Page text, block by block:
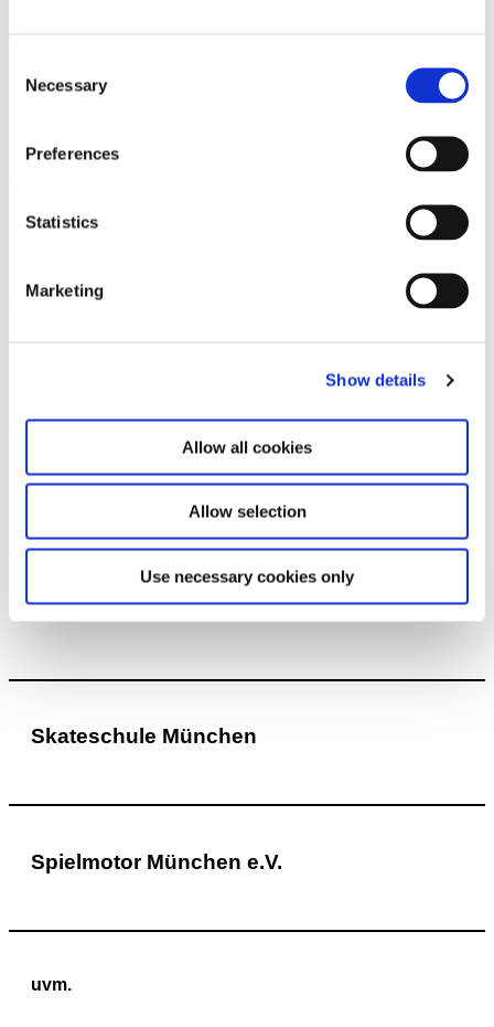
Selection
Necessary
Preferences
Statistics
Marketing
Show details
Allow all cookies
Allow selection
Use necessary cookies only
Kooperationspartner*innen
DANCE Festival München
Public Possession
Radio 80000
Skateschule München
Spielmotor München e.V.
uvm.